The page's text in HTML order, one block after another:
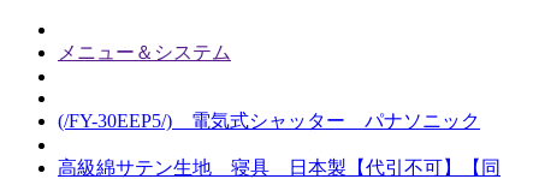
メニュー＆システム
(/FY-30EEP5/) 電気式シャッター パナソニック
高級綿サテン生地 寝具 日本製【代引不可】【同